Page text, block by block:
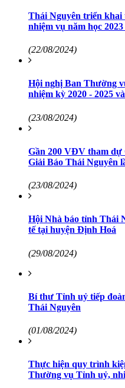
Thái Nguyên triển khai
nhiệm vụ năm học 2023
(22/08/2024)
Hội nghị Ban Thường
nhiệm kỳ 2020 - 2025
(23/08/2024)
Gần 200 VĐV tham dự
Giải Báo Thái Nguyên
(23/08/2024)
Hội Nhà báo tỉnh Thái
tế tại huyện Định Hoá
(29/08/2024)
Bí thư Tỉnh uỷ tiếp
Thái Nguyên
(01/08/2024)
Thực hiện quy trình
Thường vụ Tỉnh uỷ,